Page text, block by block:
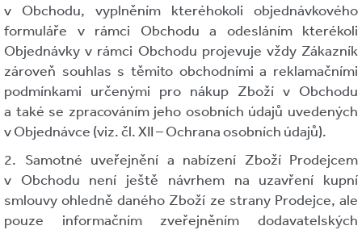
v Obchodu, vyplněním kteréhokoli objednávkového
formuláře v rámci Obchodu a odesláním kterékoli
Objednávky v rámci Obchodu projevuje vždy Zákazník
zároveň souhlas s těmito obchodními a reklamačními
podmínkami určenými pro nákup Zboží v Obchodu
a také se zpracováním jeho osobních údajů uvedených
v Objednávce (viz. čl. XII – Ochrana osobních údajů).
2. Samotné uveřejnění a nabízení Zboží Prodejcem
v Obchodu není ještě návrhem na uzavření kupní
smlouvy ohledně daného Zboží ze strany Prodejce, ale
pouze informačním zveřejněním dodavatelských